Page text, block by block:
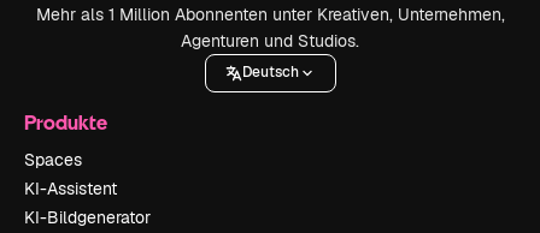
Mehr als 1 Million Abonnenten unter Kreativen, Unternehmen,
Agenturen und Studios.
Deutsch
Produkte
Spaces
KI-Assistent
KI-Bildgenerator